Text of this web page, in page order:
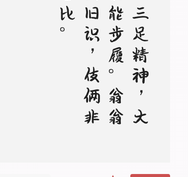
三
三
足
精
神
，
大
安
能
步
履
。
翁
翁
虽
旧
识
，
伎
俩
非
昔
比
。
。